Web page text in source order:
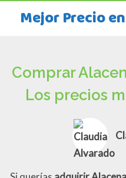
Mejor Precio
Comprar
Los precios